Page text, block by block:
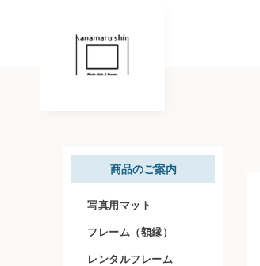
商品のご案内
写真用マット
フレーム（額縁）
レンタルフレーム